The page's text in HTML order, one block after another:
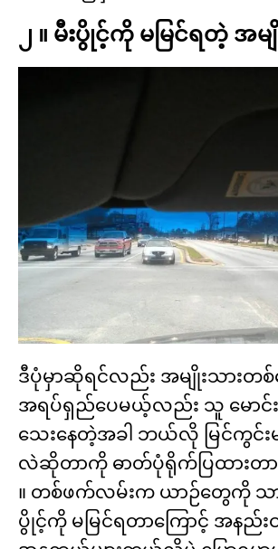
၂ ။ မီးပွိုင့်ကို မမြင်ရတဲ့ အမ
ဒီပုံမှာဆိုရင်လည်း အမျိုးသားတ
အရပ်ရှည်ပေမယ့်လည်း သူ မောင်
သေးနေတဲ့အခါ ဘယ်လို မြင်ကွင်းမ
လဲဆိုတာကို ဓာတ်ပုံရိုက်ပြထားတာ
။ တစ်ဖက်လမ်းက ယာဉ်တွေကို သာ မ
ပွိုင့်ကို မမြင်ရတာကြောင့် အနည်